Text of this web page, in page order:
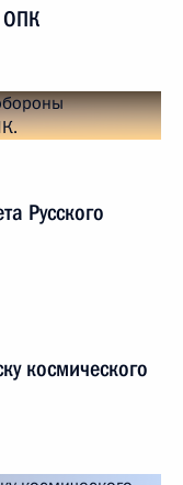
ОПК
Русского
космического